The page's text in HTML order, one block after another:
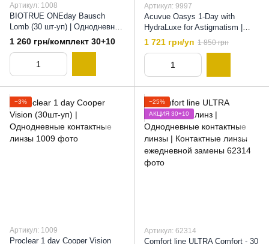
Артикул: 1008
BIOTRUE ONEday Bausch
Lomb (30 шт-уп) | Однодневные
контактные линзы, 8,6
1 260 грн/комплект 30+10
Артикул: 9997
Acuvue Oasys 1-Day with
HydraLuxe for Astigmatism |
Однодневные Контактные
линзы для астигматизма, 8,5
1 721 грн/уп 1 850 грн
−3%
Артикул: 1009
Proclear 1 day Cooper Vision
−25%
АКЦИЯ 30+10
Артикул: 62314
Comfort line ULTRA Comfort - 30